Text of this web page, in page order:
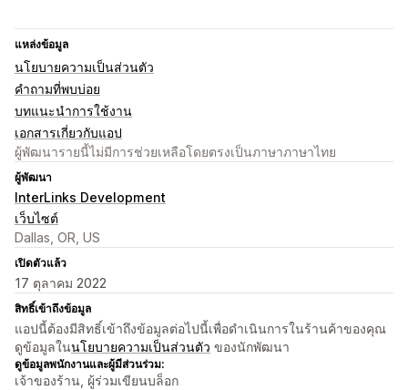
แหล่งข้อมูล
นโยบายความเป็นส่วนตัว
คำถามที่พบบ่อย
บทแนะนำการใช้งาน
เอกสารเกี่ยวกับแอป
ผู้พัฒนารายนี้ไม่มีการช่วยเหลือโดยตรงเป็นภาษาภาษาไทย
ผู้พัฒนา
InterLinks Development
เว็บไซต์
Dallas, OR, US
เปิดตัวแล้ว
17 ตุลาคม 2022
สิทธิ์เข้าถึงข้อมูล
แอปนี้ต้องมีสิทธิ์เข้าถึงข้อมูลต่อไปนี้เพื่อดำเนินการในร้านค้าของคุณ
ดูข้อมูลในนโยบายความเป็นส่วนตัว ของนักพัฒนา
ดูข้อมูลพนักงานและผู้มีส่วนร่วม:
เจ้าของร้าน, ผู้ร่วมเขียนบล็อก